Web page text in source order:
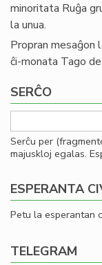
minoritata Ruĝa
la unua.
Propran mesaĝon
ĉi-monata Tago
SERĈO
Serĉu per
majuskloj egalas.
ESPERANTA
Petu la esperantan
TELEGRAM